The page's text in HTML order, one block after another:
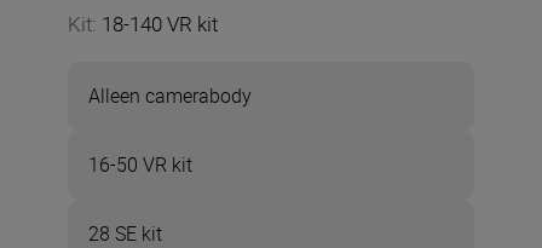
Kit: 18-140 VR kit
Alleen camerabody
16-50 VR kit
28 SE kit